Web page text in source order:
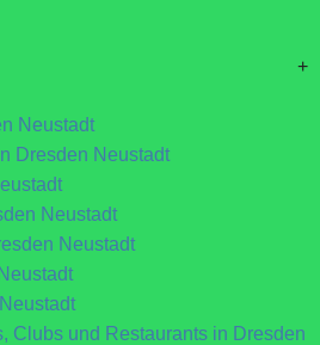
+
Neustadt
Dresden Neustadt
Neustadt
Neustadt
Clubs und Restaurants in Dresden